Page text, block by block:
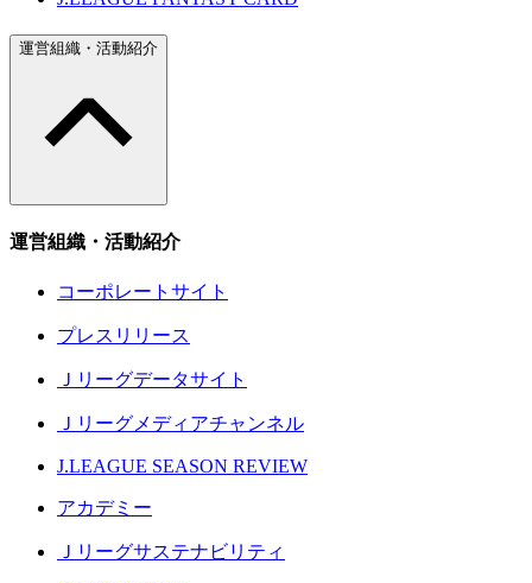
運営組織・活動紹介
運営組織・活動紹介
コーポレートサイト
プレスリリース
Ｊリーグデータサイト
Ｊリーグメディアチャンネル
J.LEAGUE SEASON REVIEW
アカデミー
Ｊリーグサステナビリティ